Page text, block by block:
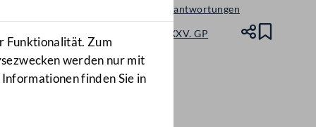
Funktionalität. Zum
werden nur mit
finden Sie in
Anfragen & Beantwortungen
Nationalrat - XXV. GP
Anfragen
482/J